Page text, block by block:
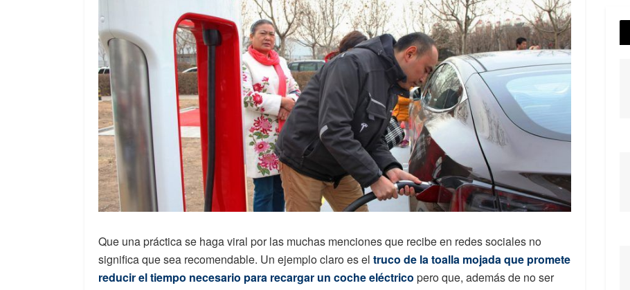
Que una práctica se haga viral por las muchas menciones que recibe en redes sociales no
significa que sea recomendable. Un ejemplo claro es el truco de la toalla mojada que promete
reducir el tiempo necesario para recargar un coche eléctrico pero que, además de no ser